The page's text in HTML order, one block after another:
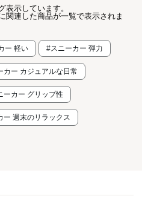
表示しています。
関連した商品が一覧で表示されま
ー 軽い #スニーカー 弾力
カー カジュアルな日常
ーカー グリップ性
ー 週末のリラックス